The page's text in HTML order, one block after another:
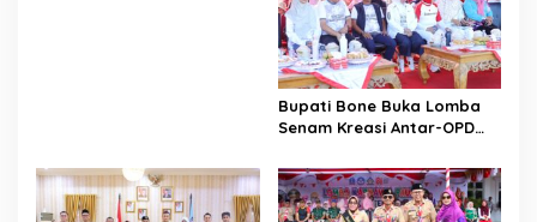
Bupati Bone Buka Lomba
Senam Kreasi Antar-OPD